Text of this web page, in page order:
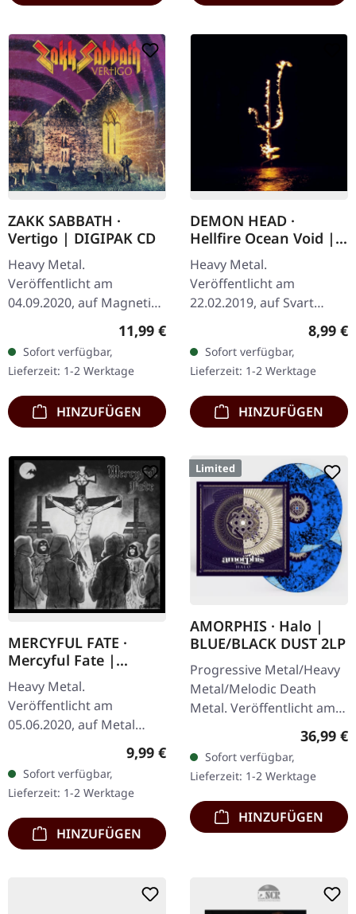
ZAKK SABBATH ·
Vertigo | DIGIPAK CD
Heavy Metal.
Veröffentlicht am
04.09.2020, auf Magnetic
Eye Records. CD im
DigiPak. Mit Zakk Sabbath
zollen Gitarrist und
Sänger Zakk Wylde
(Black…
Regulärer Preis:
11,99 €
Sofort verfügbar,
Lieferzeit: 1-2 Werktage
HINZUFÜGEN
DEMON HEAD ·
Hellfire Ocean Void |
DIGIPAK CD
Heavy Metal.
Veröffentlicht am
22.02.2019, auf Svart
Records. CD im DigiPak
mit 16-seitigem Booklet.
Was für eine Fahrt Demon
Head mit „Hellfire…
8,99 €
Sofort verfügbar,
Lieferzeit: 1-2 Werktage
HINZUFÜGEN
MERCYFUL FATE ·
Mercyful Fate |
DIGIBOOK CD
Heavy Metal.
Veröffentlicht am
05.06.2020, auf Metal
Blade Records. Digisleeve
mit CD im Vinyl-Look. Das
gleichnamige Album
"Mercyful Fate" der…
Regulärer Preis:
9,99 €
Sofort verfügbar,
Lieferzeit: 1-2 Werktage
HINZUFÜGEN
Limited
AMORPHIS · Halo |
BLUE/BLACK DUST 2LP
Progressive Metal/Heavy
Metal/Melodic Death
Metal. Veröffentlicht am
22.09.2023, auf Atomic
Blaues/schwarzes Dust-
Doppel-Vinyl im…
36,99 €
Sofort verfügbar,
Lieferzeit: 1-2 Werktage
HINZUFÜGEN